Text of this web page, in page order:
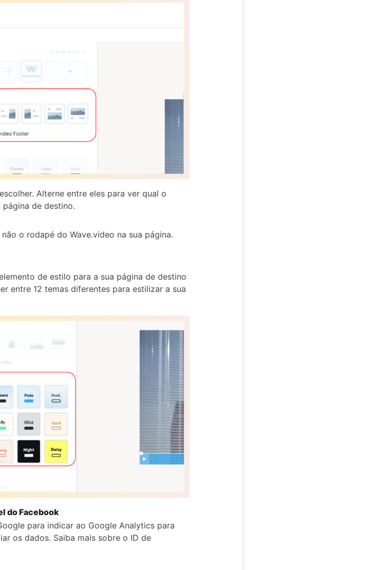
Alterne entre eles para ver qual o
de destino.
o rodapé do Wave.video na sua página.
de estilo para a sua página de destino
entre 12 temas diferentes para estilizar a sua
do Facebook
para indicar ao Google Analytics para
os dados. Saiba mais sobre o ID de